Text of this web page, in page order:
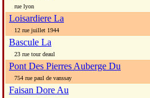
rue lyon
Loisardiere La
12 rue juillet 1944
Bascule La
23 rue tour deaul
Pont Des Pierres Auberge Du
754 rue paul de vanssay
Faisan Dore Au